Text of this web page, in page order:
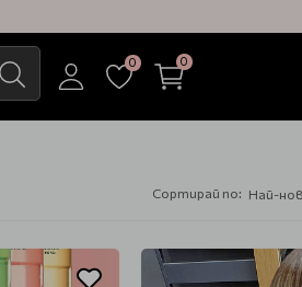
0 0
Сортирай по: